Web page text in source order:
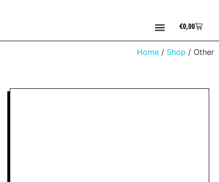
€0,00
Home / Shop / Other